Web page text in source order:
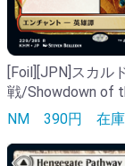
[Foil][JPN]スカル
戦/Showdown of
NM 390円 在